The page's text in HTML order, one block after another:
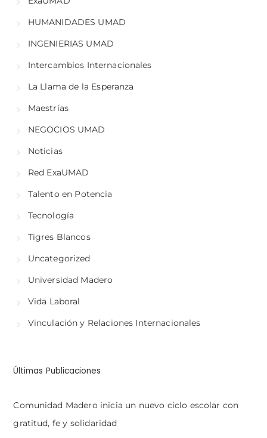
HUMANIDADES UMAD
INGENIERIAS UMAD
Intercambios Internacionales
La Llama de la Esperanza
Maestrías
NEGOCIOS UMAD
Noticias
Red ExaUMAD
Talento en Potencia
Tecnología
Tigres Blancos
Uncategorized
Universidad Madero
Vida Laboral
Vinculación y Relaciones Internacionales
Últimas Publicaciones
Comunidad Madero inicia un nuevo ciclo escolar con
gratitud, fe y solidaridad